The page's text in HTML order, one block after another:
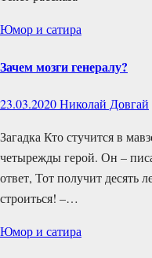
Юмор и сатира
Зачем мозги генералу?
23.03.2020Николай Довгай
Загадка Кто стучится в
четырежды герой. Он –
ответ, Тот получит десять
строиться! –…
Юмор и сатира